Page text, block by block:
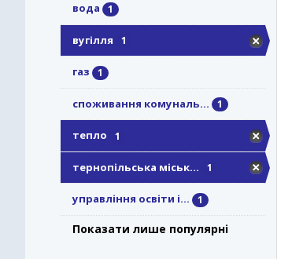
вода 1
вугілля 1
газ 1
споживання комуналь... 1
тепло 1
тернопільська міськ... 1
управління освіти і... 1
Показати лише популярні